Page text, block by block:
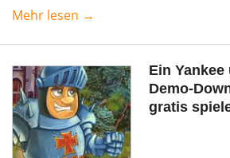
Mehr lesen →
Ein
Demo-
gratis